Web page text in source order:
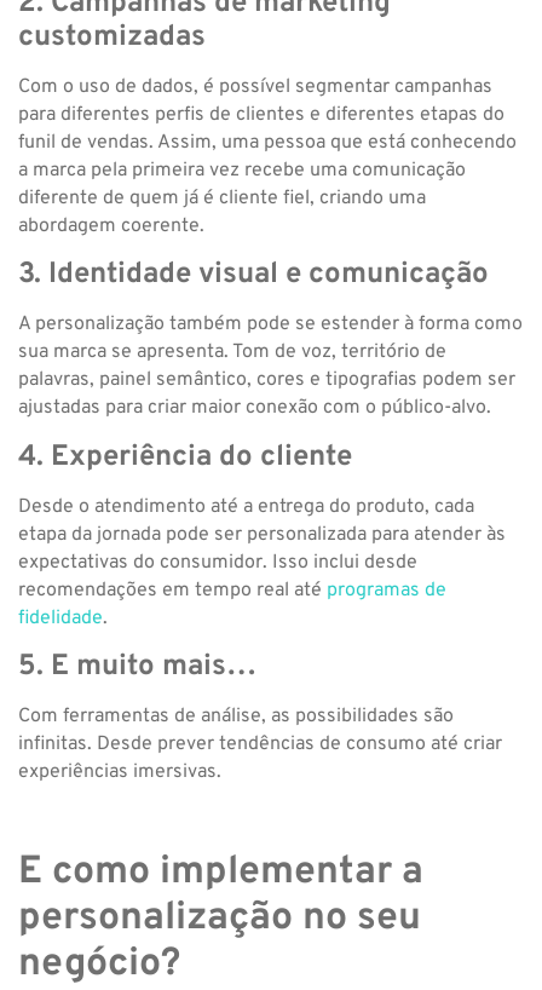
customizadas
Com o uso de dados, é possível segmentar campanhas
para diferentes perfis de clientes e diferentes etapas do
funil de vendas. Assim, uma pessoa que está conhecendo
a marca pela primeira vez recebe uma comunicação
diferente de quem já é cliente fiel, criando uma
abordagem coerente.
3. Identidade visual e comunicação
A personalização também pode se estender à forma como
sua marca se apresenta. Tom de voz, território de
palavras, painel semântico, cores e tipografias podem ser
ajustadas para criar maior conexão com o público-alvo.
4. Experiência do cliente
Desde o atendimento até a entrega do produto, cada
etapa da jornada pode ser personalizada para atender às
expectativas do consumidor. Isso inclui desde
recomendações em tempo real até programas de
fidelidade.
5. E muito mais…
Com ferramentas de análise, as possibilidades são
infinitas. Desde prever tendências de consumo até criar
experiências imersivas.
E como implementar a
personalização no seu
negócio?